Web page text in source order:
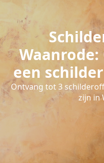
een
Ontvang tot 3
zijn in